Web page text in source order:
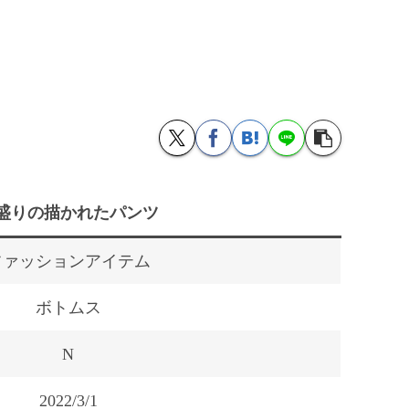
りの描かれたパンツ
ッションアイテム
ボトムス
N
2022/3/1